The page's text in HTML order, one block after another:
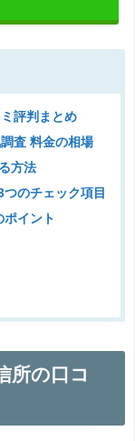
評判まとめ
査 料金の相場
方法
のチェック項目
ポイント
所の口コ